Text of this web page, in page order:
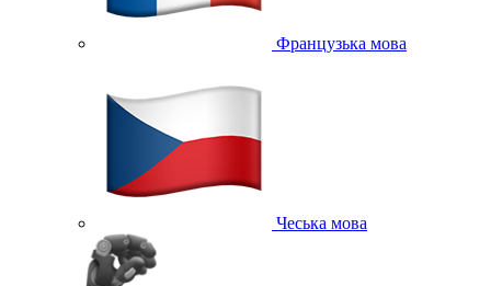
Французька мова
Чеська мова